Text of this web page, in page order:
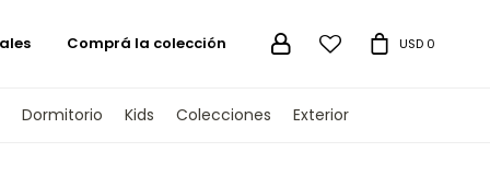
Dormitorio Kids Colecciones Exterior
 USD 0
Comprá la colección